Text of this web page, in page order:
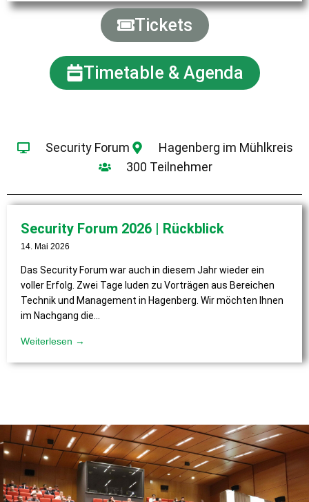
Tickets
Timetable & Agenda
Security Forum
Hagenberg im Mühlkreis
300 Teilnehmer
Security Forum 2026 | Rückblick
14. Mai 2026
Das Security Forum war auch in diesem Jahr wieder ein
voller Erfolg. Zwei Tage luden zu Vorträgen aus Bereichen
Technik und Management in Hagenberg. Wir möchten Ihnen
im Nachgang die...
Weiterlesen →